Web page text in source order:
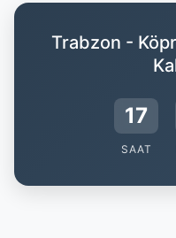
Trabzon -
17
SAAT